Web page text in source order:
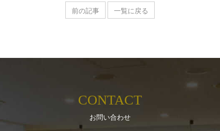
前の記事 一覧に戻る
CONTACT
お問い合わせ